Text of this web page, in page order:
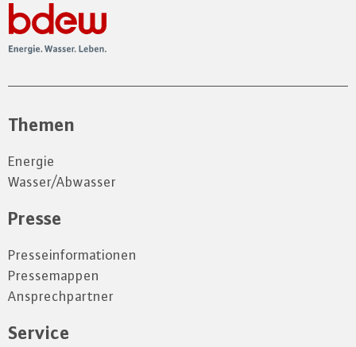
Themen
Energie
Wasser/Abwasser
Presse
Presseinformationen
Pressemappen
Ansprechpartner
Service